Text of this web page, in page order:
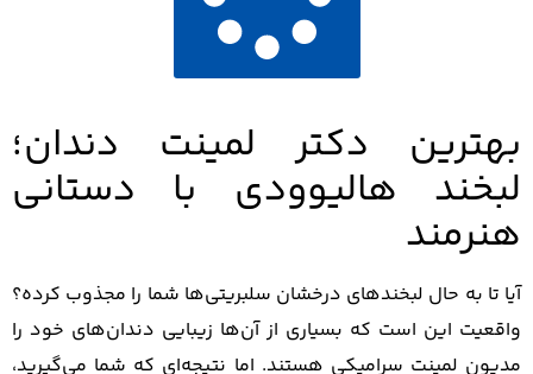
دکتر لمینت دندان؛
هالیوودی با دستانی
تا به حال لبخندهای درخشان سلبریتی‌ها شما را مجذوب کرده؟
این است که بسیاری از آن‌ها زیبایی دندان‌های خود را
لمینت سرامیکی هستند. اما نتیجه‌ای که شما می‌گیرید،